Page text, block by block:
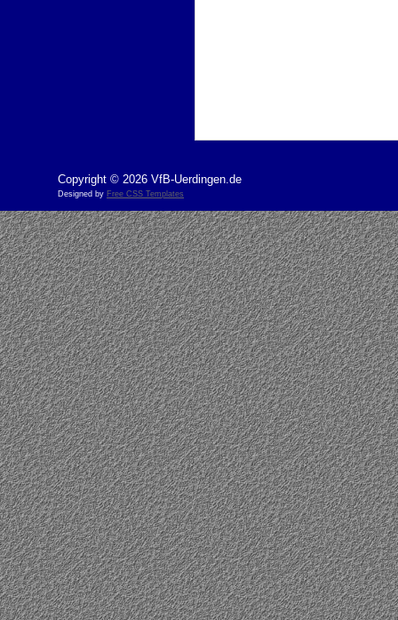
Copyright © 2026 VfB-Uerdingen.de
Designed by Free CSS Templates